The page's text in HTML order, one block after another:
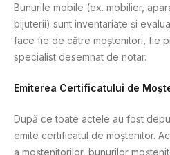
Bunurile mobile (ex. mobilier,
bijuterii) sunt inventariate și
face fie de către moștenitori, fie
specialist desemnat de notar.
Emiterea Certificatului de
După ce toate actele au fost
emite certificatul de moștenitor.
a moștenitorilor, bunurilor